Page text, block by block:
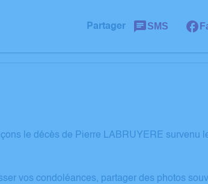
Partager SMS
le décès de Pierre LABRUYERE survenu
vos condoléances, partager des photos